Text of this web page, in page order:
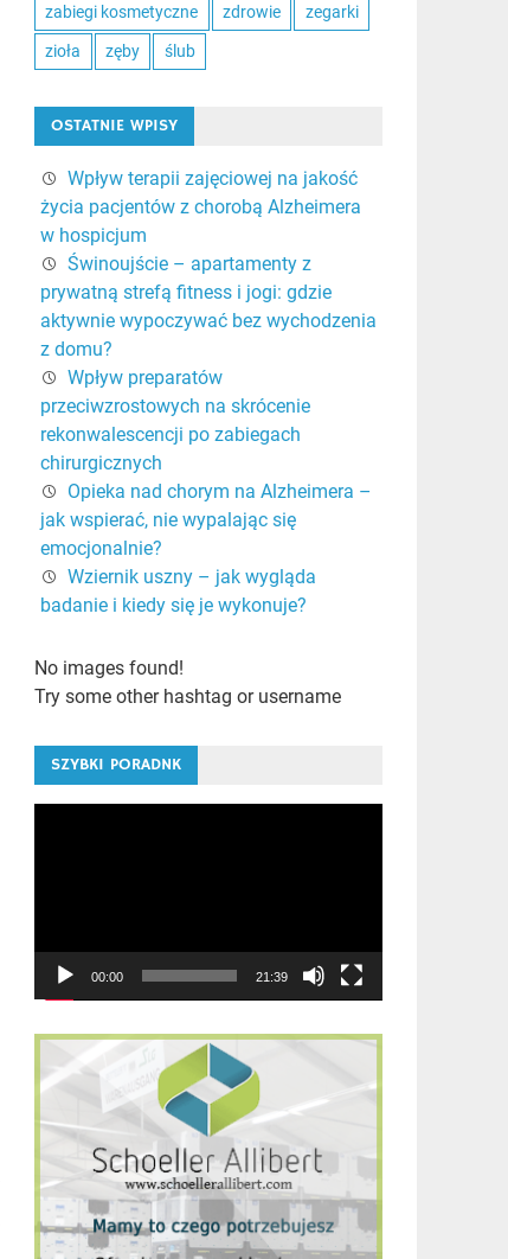
zabiegi kosmetyczne zdrowie zegarki
zioła zęby ślub
OSTATNIE WPISY
Wpływ terapii zajęciowej na jakość
życia pacjentów z chorobą Alzheimera
w hospicjum
Świnoujście – apartamenty z
prywatną strefą fitness i jogi: gdzie
aktywnie wypoczywać bez wychodzenia
z domu?
Wpływ preparatów
przeciwzrostowych na skrócenie
rekonwalescencji po zabiegach
chirurgicznych
Opieka nad chorym na Alzheimera –
jak wspierać, nie wypalając się
emocjonalnie?
Wziernik uszny – jak wygląda
badanie i kiedy się je wykonuje?
No images found!
Try some other hashtag or username
SZYBKI PORADNK
00:00 21:39